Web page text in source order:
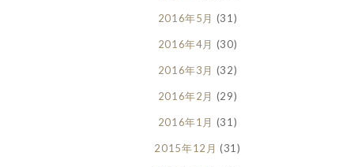
2016年5月 (31)
2016年4月 (30)
2016年3月 (32)
2016年2月 (29)
2016年1月 (31)
2015年12月 (31)